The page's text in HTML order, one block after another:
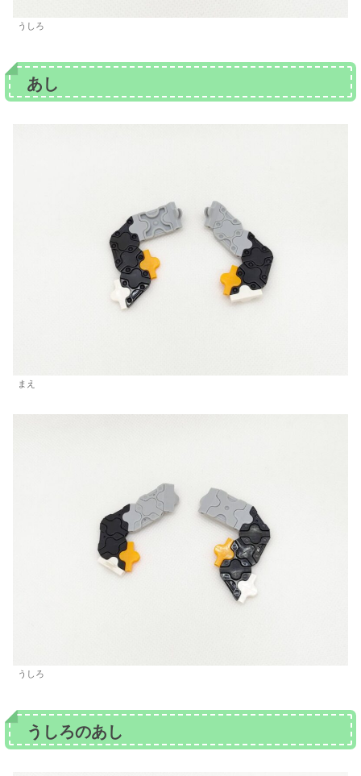
うしろ
あし
まえ
うしろ
うしろのあし